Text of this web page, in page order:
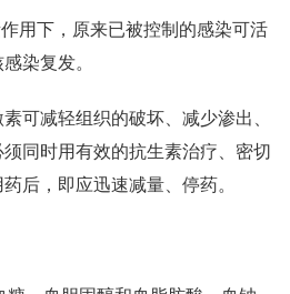
用下，原来已被控制的感染可活
染复发。
可减轻组织的破坏、减少渗出、
同时用有效的抗生素治疗、密切
后，即应迅速减量、停药。